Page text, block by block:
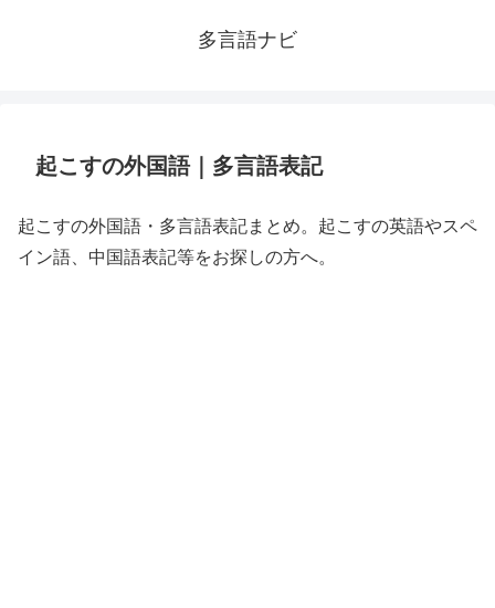
多言語ナビ
起こすの外国語｜多言語表記
起こすの外国語・多言語表記まとめ。起こすの英語やスペ
イン語、中国語表記等をお探しの方へ。